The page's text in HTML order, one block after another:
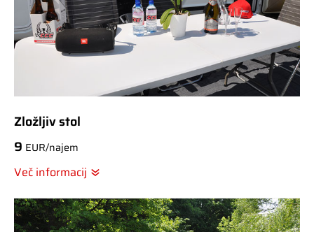
Zložljiv stol
9 EUR/najem
Več informacij